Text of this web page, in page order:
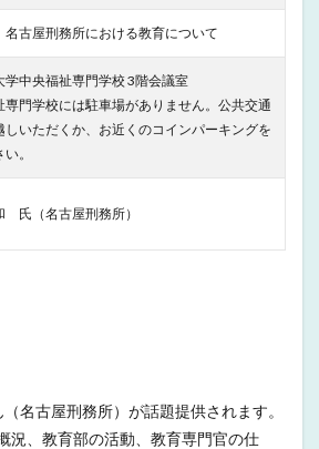
古屋刑務所における教育について
学中央福祉専門学校 3階会議室
門学校には駐車場がありません。公共交通
しいただくか、お近くのコインパーキングを
。
（名古屋刑務所）
名古屋刑務所）が話題提供されます。
況、教育部の活動、教育専門官の仕